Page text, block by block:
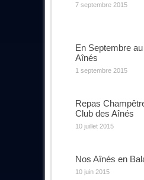
7 septembre 2015
En Septembre
Aînés
1 septembre 2015
Repas
Club des Aînés
10 juillet 2015
Nos Aînés en
10 juin 2015